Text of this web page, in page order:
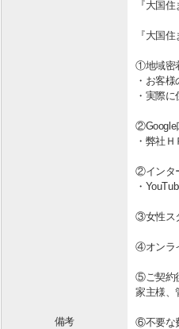
備考
『大国
『大国
①地域密
・お客
・実際
②Google
・弊社
②インタ
・
③女性ス
④オンラ
⑤ご契約
家主様、
⑥不要な